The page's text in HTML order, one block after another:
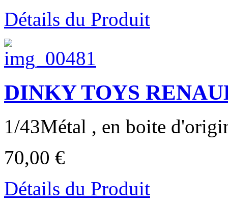
Détails du Produit
DINKY TOYS
1/43Métal , en boite
70,00 €
Détails du Produit